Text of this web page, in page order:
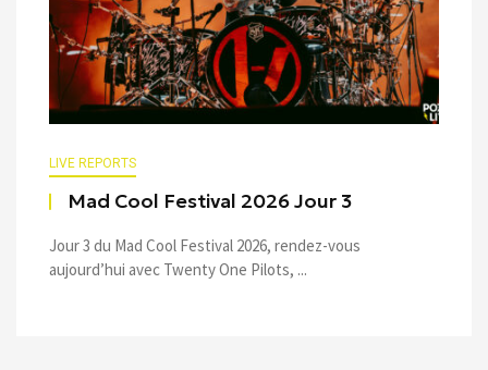
LIVE REPORTS
Mad Cool Festival 2026 Jour 3
Jour 3 du Mad Cool Festival 2026, rendez-vous
aujourd’hui avec Twenty One Pilots, ...